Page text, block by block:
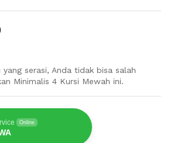
yang serasi, Anda tidak bisa salah
Minimalis 4 Kursi Mewah ini.
Online